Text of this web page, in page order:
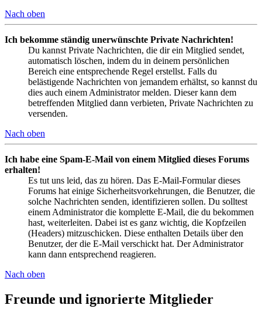
Nach oben
Ich bekomme ständig unerwünschte Private Nachrichten!
Du kannst Private Nachrichten, die dir ein Mitglied sendet,
automatisch löschen, indem du in deinem persönlichen
Bereich eine entsprechende Regel erstellst. Falls du
belästigende Nachrichten von jemandem erhältst, so kannst du
dies auch einem Administrator melden. Dieser kann dem
betreffenden Mitglied dann verbieten, Private Nachrichten zu
versenden.
Nach oben
Ich habe eine Spam-E-Mail von einem Mitglied dieses Forums
erhalten!
Es tut uns leid, das zu hören. Das E-Mail-Formular dieses
Forums hat einige Sicherheitsvorkehrungen, die Benutzer, die
solche Nachrichten senden, identifizieren sollen. Du solltest
einem Administrator die komplette E-Mail, die du bekommen
hast, weiterleiten. Dabei ist es ganz wichtig, die Kopfzeilen
(Headers) mitzuschicken. Diese enthalten Details über den
Benutzer, der die E-Mail verschickt hat. Der Administrator
kann dann entsprechend reagieren.
Nach oben
Freunde und ignorierte Mitglieder